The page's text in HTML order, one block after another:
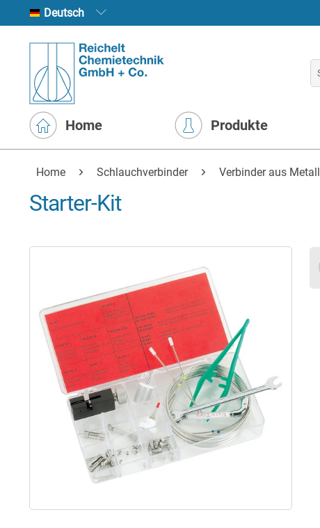
Deutsch
Home Produkte
Home Schlauchverbinder Verbinder aus Metall
Starter-Kit